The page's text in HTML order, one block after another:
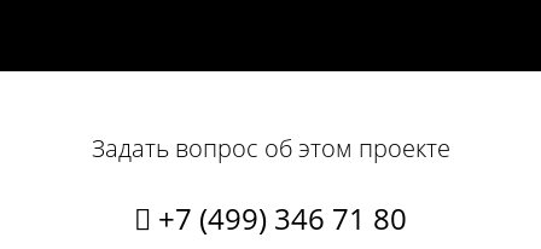
Задать вопрос об этом проекте
+7 (499) 346 71 80